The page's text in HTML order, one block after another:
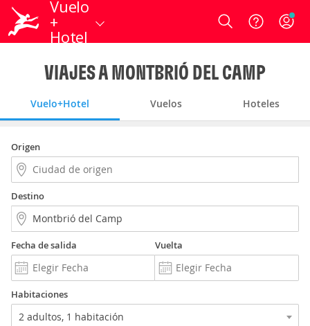
Vuelo
+
Hotel
Login
VIAJES A MONTBRIÓ DEL CAMP
Vuelo+Hotel Vuelos Hoteles
Origen
Destino
Fecha de salida Vuelta
Habitaciones